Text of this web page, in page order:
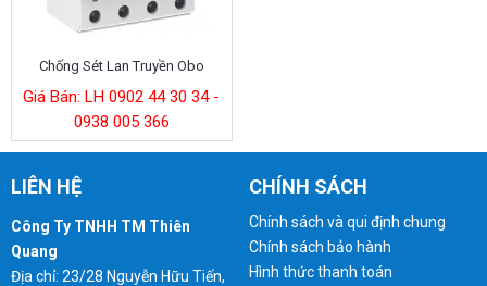
Chống Sét Lan Truyền Obo
Giá Bán: LH 0902 44 30 34 -
0938 005 366
LIÊN HỆ
Công Ty TNHH TM Thiên
Quang
Địa chỉ: 23/28 Nguyễn Hữu Tiến,
CHÍNH SÁCH
Chính sách và qui định chung
Chính sách bảo hành
Hình thức thanh toán